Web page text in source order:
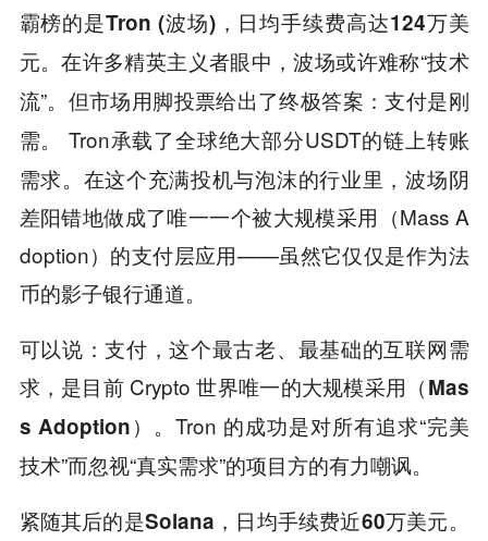
霸榜的是Tron (波场)，日均手续费高达124万美
元。在许多精英主义者眼中，波场或许难称“技术
流”。但市场用脚投票给出了终极答案：支付是刚
需。
Tron承载了全球绝大部分USDT的链上转账
需求。在这个充满投机与泡沫的行业里，波场阴
差阳错地做成了唯一一个被大规模采用（Mass A
doption）的支付层应用——虽然它仅仅是作为法
币的影子银行通道。
可以说：支付，这个最古老、最基础的互联网需
求，是目前 Crypto 世界唯一的大规模采用（Mas
s Adoption） 。Tron 的成功是对所有追求“完美
技术”而忽视“真实需求”的项目方的有力嘲讽。
紧随其后的是Solana ，日均手续费近60万美元。